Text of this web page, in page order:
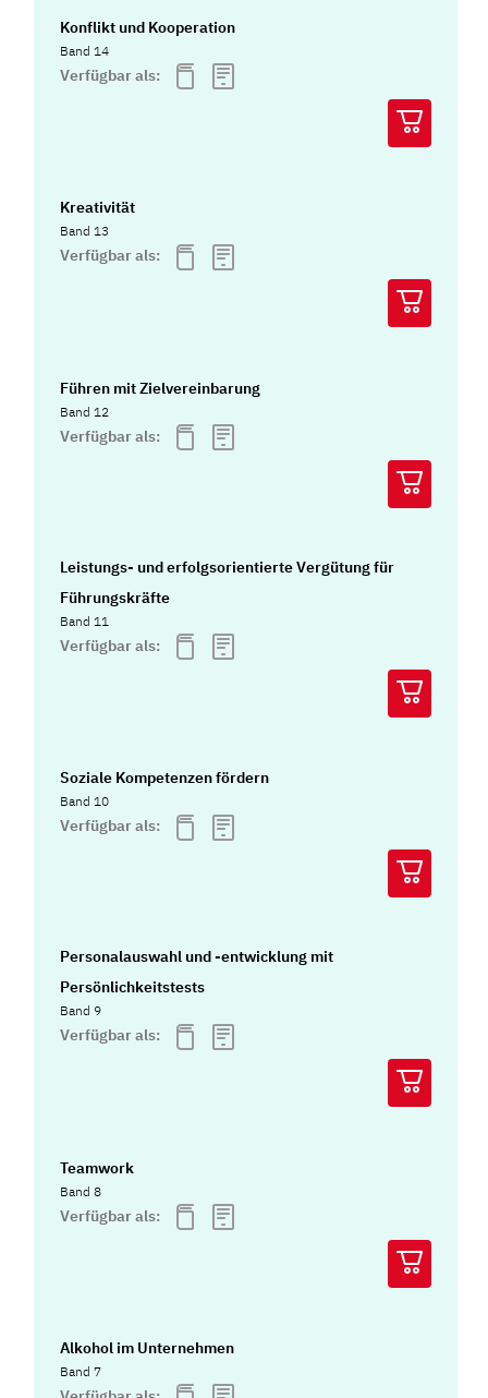
Konflikt und Kooperation
Band 14
Verfügbar als:
Kreativität
Band 13
Verfügbar als:
Führen mit Zielvereinbarung
Band 12
Verfügbar als:
Leistungs- und erfolgsorientierte Vergütung für
Führungskräfte
Band 11
Verfügbar als:
Soziale Kompetenzen fördern
Band 10
Verfügbar als:
Personalauswahl und -entwicklung mit
Persönlichkeitstests
Band 9
Verfügbar als:
Teamwork
Band 8
Verfügbar als:
Alkohol im Unternehmen
Band 7